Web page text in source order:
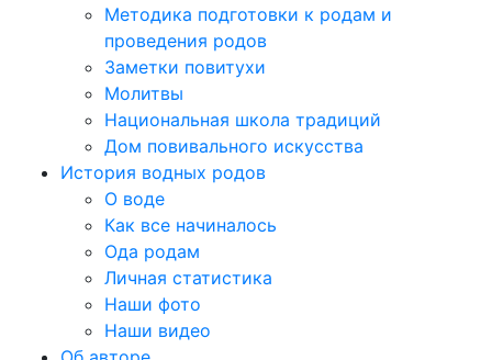
Методика подготовки к родам и
проведения родов
Заметки повитухи
Молитвы
Национальная школа традиций
Дом повивального искусства
История водных родов
О воде
Как все начиналось
Ода родам
Личная статистика
Наши фото
Наши видео